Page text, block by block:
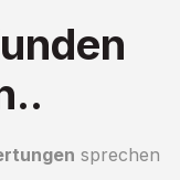
sprechen